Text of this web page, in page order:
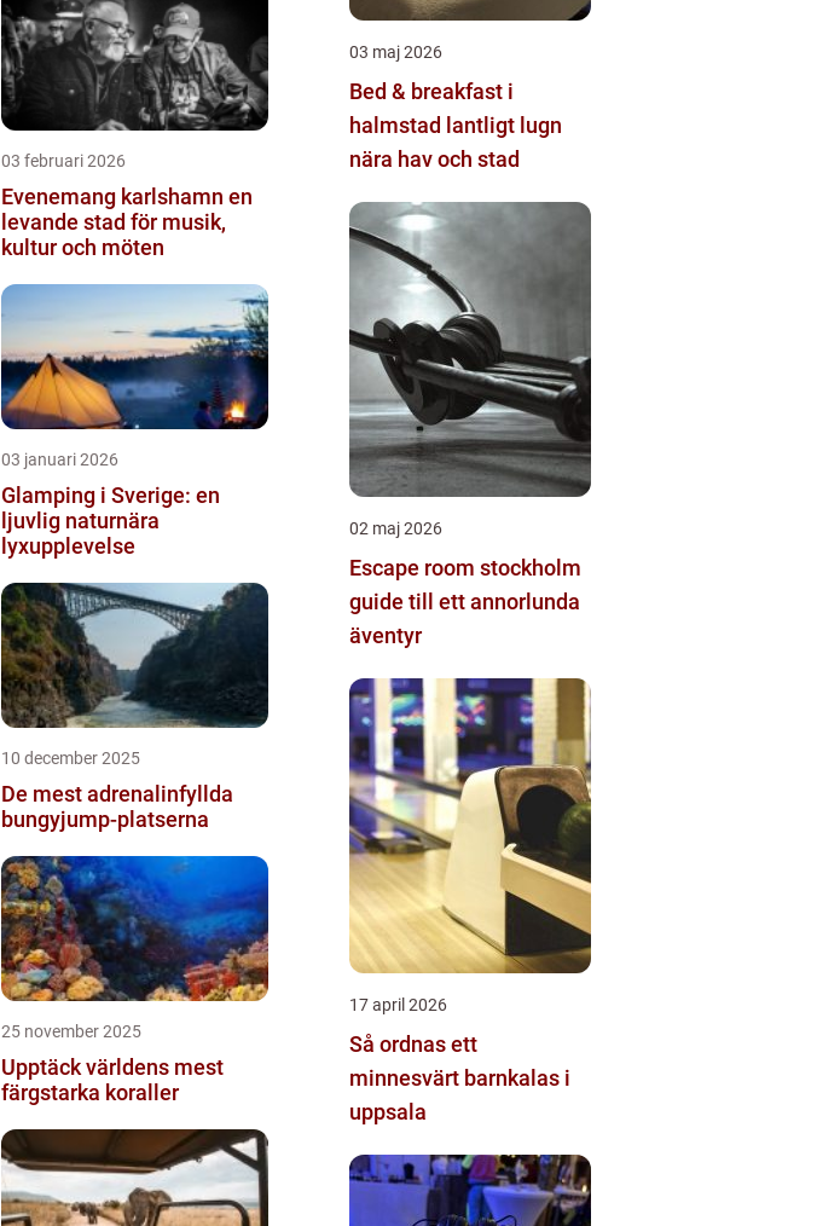
03 februari 2026
Evenemang karlshamn en
levande stad för musik,
kultur och möten
03 januari 2026
Glamping i Sverige: en
ljuvlig naturnära
lyxupplevelse
10 december 2025
De mest adrenalinfyllda
bungyjump-platserna
25 november 2025
Upptäck världens mest
färgstarka koraller
03 maj 2026
Bed & breakfast i
halmstad lantligt lugn
nära hav och stad
02 maj 2026
Escape room stockholm
guide till ett annorlunda
äventyr
17 april 2026
Så ordnas ett
minnesvärt barnkalas i
uppsala